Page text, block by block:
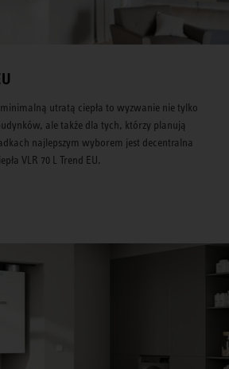
utratą ciepła to wyzwanie nie tylko
ale także dla tych, którzy planują
najlepszym wyborem jest decentralna
VLR 70 L Trend EU.